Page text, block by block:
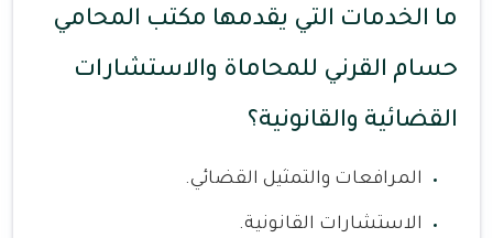
ما الخدمات التي يقدمها مكتب المحامي
حسام القرني للمحاماة والاستشارات
القضائية والقانونية؟
المرافعات والتمثيل القضائي.
الاستشارات القانونية.